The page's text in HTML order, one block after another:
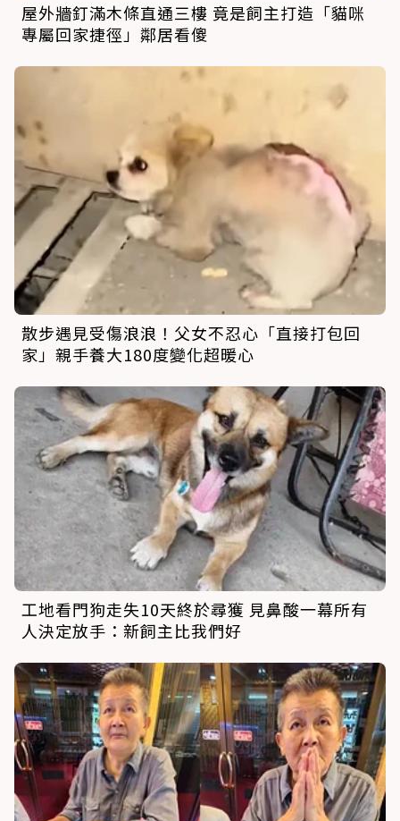
屋外牆釘滿木條直通三樓 竟是飼主打造「貓咪
專屬回家捷徑」鄰居看傻
散步遇見受傷浪浪！父女不忍心「直接打包回
家」親手養大180度變化超暖心
工地看門狗走失10天終於尋獲 見鼻酸一幕所有
人決定放手：新飼主比我們好